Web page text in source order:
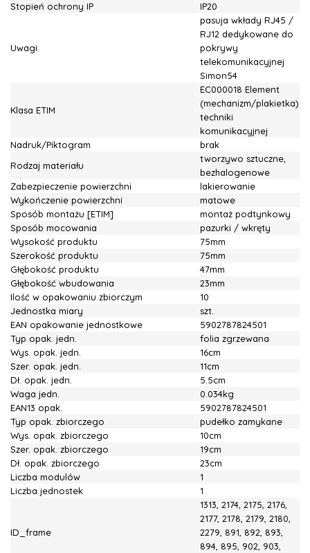
Stopień ochrony IP
IP20
Uwagi
pasuja wkłady RJ45 /
RJ12 dedykowane do
pokrywy
telekomunikacyjnej
Simon54
Klasa ETIM
EC000018 Element
(mechanizm/plakietka)
techniki
komunikacyjnej
Nadruk/Piktogram
brak
Rodzaj materiału
tworzywo sztuczne,
bezhalogenowe
Zabezpieczenie powierzchni
lakierowanie
Wykończenie powierzchni
matowe
Sposób montażu [ETIM]
montaż podtynkowy
Sposób mocowania
pazurki / wkręty
Wysokość produktu
75mm
Szerokość produktu
75mm
Głębokość produktu
47mm
Głębokość wbudowania
23mm
Ilość w opakowaniu zbiorczym
10
Jednostka miary
szt.
EAN opakowanie jednostkowe
5902787824501
Typ opak. jedn.
folia zgrzewana
Wys. opak. jedn.
16cm
Szer. opak. jedn.
11cm
Dł. opak. jedn.
5.5cm
Waga jedn.
0.034kg
EAN13 opak.
5902787824501
Typ opak. zbiorczego
pudełko zamykane
Wys. opak. zbiorczego
10cm
Szer. opak. zbiorczego
19cm
Dł. opak. zbiorczego
23cm
Liczba modulów
1
Liczba jednostek
1
ID_frame
1313, 2174, 2175, 2176,
2177, 2178, 2179, 2180,
2279, 891, 892, 893,
894, 895, 902, 903,